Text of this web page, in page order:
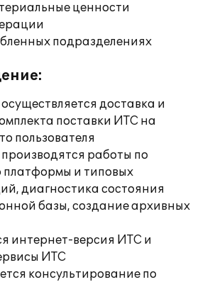
ценности
подразделениях
доставка и
поставки ИТС на
пользователя
работы по
и типовых
диагностика состояния
базы, создание архивных
интернет-версия ИТС и
ИТС
консультирование по